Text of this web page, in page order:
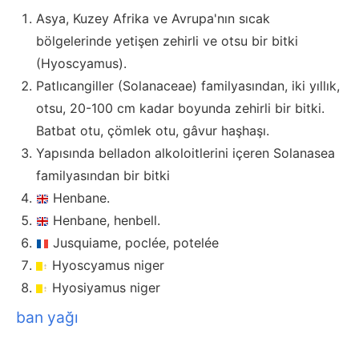
Asya, Kuzey Afrika ve Avrupa'nın sıcak
bölgelerinde yetişen zehirli ve otsu bir bitki
(Hyoscyamus).
Patlıcangiller (Solanaceae) familyasından, iki yıllık,
otsu, 20-100 cm kadar boyunda zehirli bir bitki.
Batbat otu, çömlek otu, gâvur haşhaşı.
Yapısında belladon alkoloitlerini içeren Solanasea
familyasından bir bitki
Henbane.
Henbane, henbell.
Jusquiame, poclée, potelée
Hyoscyamus niger
Hyosiyamus niger
ban yağı